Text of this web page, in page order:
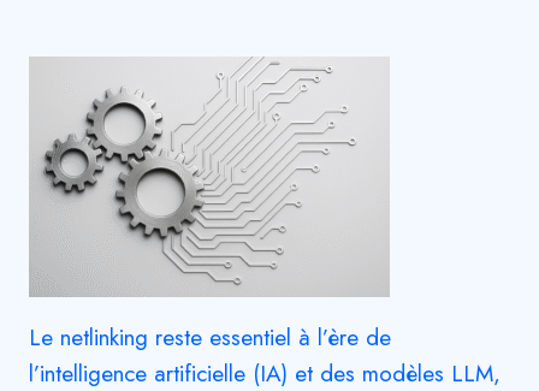
Le netlinking reste essentiel à l’ère de
l’intelligence artificielle (IA) et des modèles LLM,